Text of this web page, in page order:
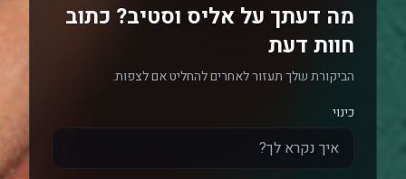
מה דעתך על אליס וסטיב? כתוב
חוות דעת
הביקורת שלך תעזור לאחרים להחליט אם לצפות.
כינוי